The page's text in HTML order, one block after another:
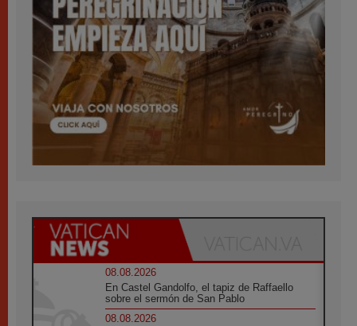
08.08.2026
En Castel Gandolfo, el tapiz de Raffaello
sobre el sermón de San Pablo
08.08.2026